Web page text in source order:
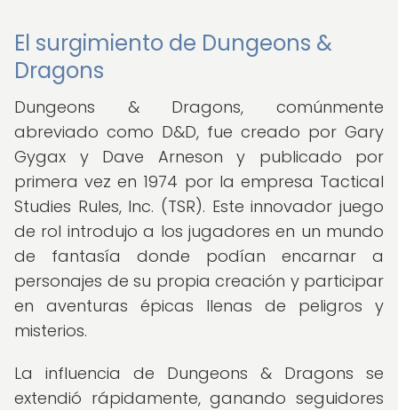
El surgimiento de Dungeons &
Dragons
Dungeons & Dragons, comúnmente
abreviado como D&D, fue creado por Gary
Gygax y Dave Arneson y publicado por
primera vez en 1974 por la empresa Tactical
Studies Rules, Inc. (TSR). Este innovador juego
de rol introdujo a los jugadores en un mundo
de fantasía donde podían encarnar a
personajes de su propia creación y participar
en aventuras épicas llenas de peligros y
misterios.
La influencia de Dungeons & Dragons se
extendió rápidamente, ganando seguidores